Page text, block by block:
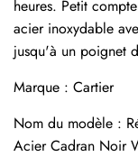
heures. Petit
acier inoxydable
jusqu'à un poignet
Marque : Cartier
Nom du modèle :
Acier Cadran Noir